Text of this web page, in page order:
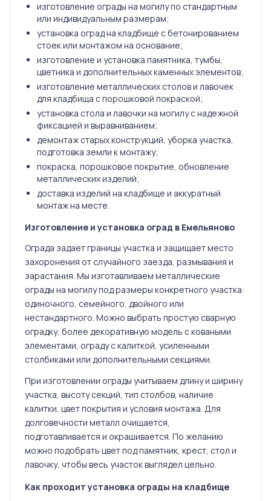
изготовление ограды на могилу по стандартным
или индивидуальным размерам;
установка оград на кладбище с бетонированием
стоек или монтажом на основание;
изготовление и установка памятника, тумбы,
цветника и дополнительных каменных элементов;
изготовление металлических столов и лавочек
для кладбища с порошковой покраской;
установка стола и лавочки на могилу с надежной
фиксацией и выравниванием;
демонтаж старых конструкций, уборка участка,
подготовка земли к монтажу;
покраска, порошковое покрытие, обновление
металлических изделий;
доставка изделий на кладбище и аккуратный
монтаж на месте.
Изготовление и установка оград в Емельяново
Ограда задает границы участка и защищает место
захоронения от случайного заезда, размывания и
зарастания. Мы изготавливаем металлические
ограды на могилу под размеры конкретного участка:
одиночного, семейного, двойного или
нестандартного. Можно выбрать простую сварную
оградку, более декоративную модель с коваными
элементами, ограду с калиткой, усиленными
столбиками или дополнительными секциями.
При изготовлении ограды учитываем длину и ширину
участка, высоту секций, тип столбов, наличие
калитки, цвет покрытия и условия монтажа. Для
долговечности металл очищается,
подготавливается и окрашивается. По желанию
можно подобрать цвет под памятник, крест, стол и
лавочку, чтобы весь участок выглядел цельно.
Как проходит установка ограды на кладбище